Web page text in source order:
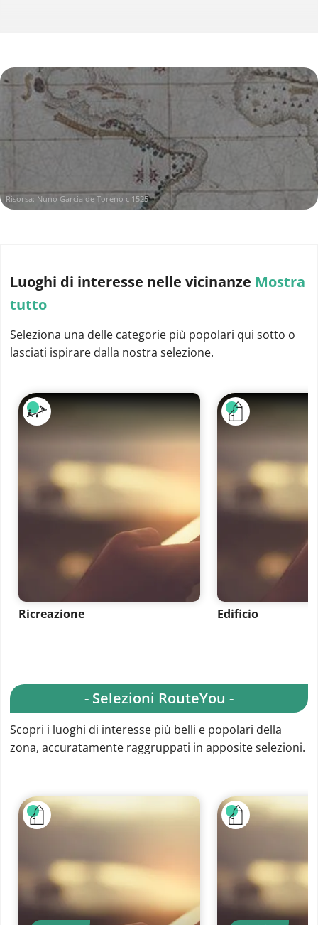
Risorsa: Nuno Garcia de Toreno c 1525
Luoghi di interesse nelle vicinanze Mostra
tutto
Seleziona una delle categorie più popolari qui sotto o
lasciati ispirare dalla nostra selezione.
Ricreazione Edificio
- Selezioni RouteYou -
Scopri i luoghi di interesse più belli e popolari della
zona, accuratamente raggruppati in apposite selezioni.